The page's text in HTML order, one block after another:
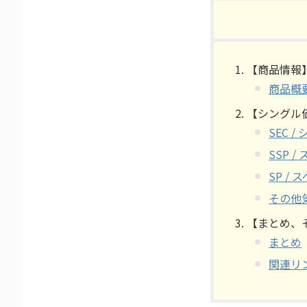
【商品情報
商品概
【シング
SEC /
SSP /
SP / ス
その他
【まとめ
まとめ
関連リ